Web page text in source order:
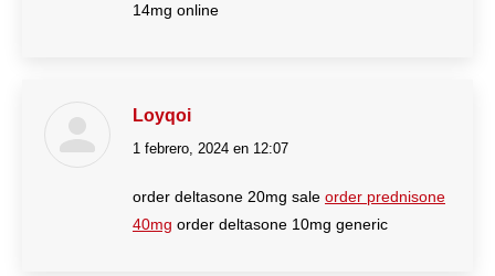
14mg online
Loyqoi
dice:
1 febrero, 2024 en 12:07
order deltasone 20mg sale order prednisone
40mg order deltasone 10mg generic